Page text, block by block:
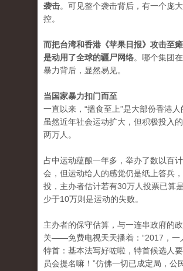
袭击。可见整个袭击背后，有一个庞
控。
而把台湾和香港《苹果日报》攻击至
是动用了全球的疆尸网络。哪个集团
暴力背后，显然易见。
当国家暴力扣门而至
一直以来，“搵食至上”是大部份香港人
虽然近年社会运动扩大，但积极投入的
两万人。
占中运动蕴酿一年多，举办了数以百
会，但运动给人的感觉仍是纸上答兵
投，主办者估计若有30万人投票已算
少于10万则是运动的失败。
主办者的保守估算，与一连串政府的
关——免费电视天天播着：“2017，一
特首：基本法写好咗啦，特首候选人
员会提名嘛！”仿佛一切已成定局，公